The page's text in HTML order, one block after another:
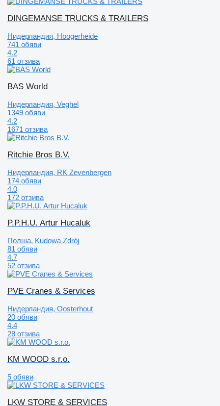
DINGEMANSE TRUCKS & TRAILERS
Нидерландия, Hoogerheide
741 обяви
4.2
61 отзива
BAS World
Нидерландия, Veghel
1349 обяви
4.2
1671 отзива
Ritchie Bros B.V.
Нидерландия, RK Zevenbergen
174 обяви
4.0
172 отзива
P.P.H.U. Artur Hucaluk
Полша, Kudowa Zdrój
81 обяви
4.7
52 отзива
PVE Cranes & Services
Нидерландия, Oosterhout
20 обяви
4.4
28 отзива
KM WOOD s.r.o.
5 обяви
LKW STORE & SERVICES